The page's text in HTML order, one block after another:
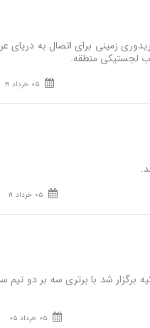
زمینی برای اتصال به دریای
لجستیکی منطقه.
05 خرداد 19
05 خرداد 19
برگزار شد با برتری سه بر دو تیم
05 خرداد 05